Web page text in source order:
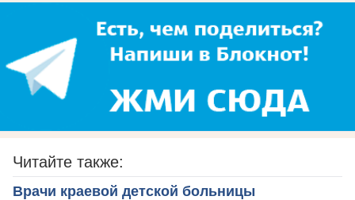
Читайте также:
Врачи краевой детской больницы